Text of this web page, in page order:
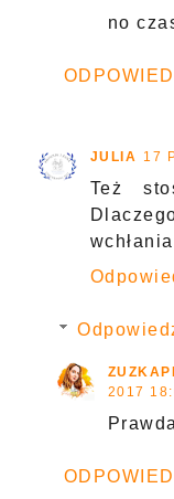
no
JULIA 17
Też
2017